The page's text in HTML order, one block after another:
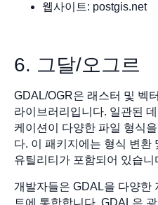
웹사이트: postgis.net
6. 그달/오그르
GDAL/OGR은 래스터 및 벡
라이브러리입니다. 일관된
케이션이 다양한 파일 형식
다. 이 패키지에는 형식 변환
유틸리티가 포함되어 있습니
개발자들은 GDAL을 다양한
트에 통합합니다. GDAL은